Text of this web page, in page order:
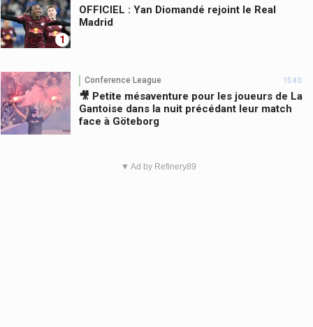
1
OFFICIEL : Yan Diomandé rejoint le Real
Madrid
Conference League 15:40
🎥 Petite mésaventure pour les joueurs de La
Gantoise dans la nuit précédant leur match
face à Göteborg
▼ Ad by Refinery89